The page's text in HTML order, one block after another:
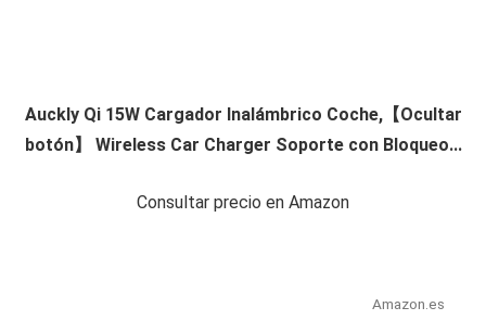
Auckly Qi 15W Cargador Inalámbrico Coche,【Ocultar
botón】 Wireless Car Charger Soporte con Bloqueo...
Consultar precio en Amazon
Amazon.es